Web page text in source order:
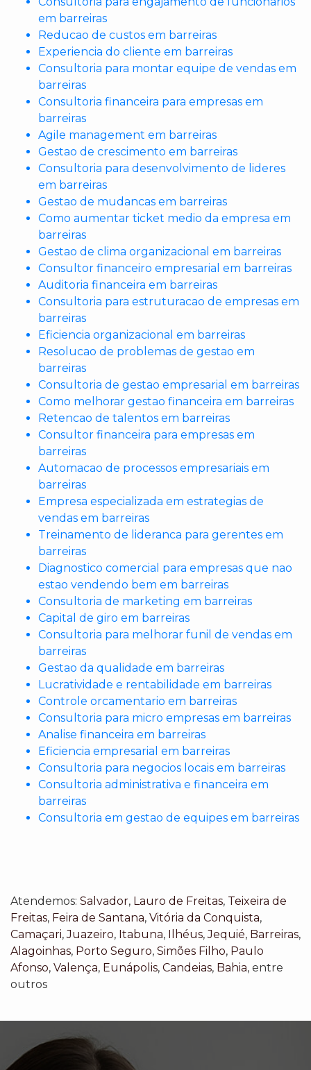
em barreiras
Reducao de custos em barreiras
Experiencia do cliente em barreiras
Consultoria para montar equipe de vendas em
barreiras
Consultoria financeira para empresas em
barreiras
Agile management em barreiras
Gestao de crescimento em barreiras
Consultoria para desenvolvimento de lideres
em barreiras
Gestao de mudancas em barreiras
Como aumentar ticket medio da empresa em
barreiras
Gestao de clima organizacional em barreiras
Consultor financeiro empresarial em barreiras
Auditoria financeira em barreiras
Consultoria para estruturacao de empresas em
barreiras
Eficiencia organizacional em barreiras
Resolucao de problemas de gestao em
barreiras
Consultoria de gestao empresarial em barreiras
Como melhorar gestao financeira em barreiras
Retencao de talentos em barreiras
Consultor financeira para empresas em
barreiras
Automacao de processos empresariais em
barreiras
Empresa especializada em estrategias de
vendas em barreiras
Treinamento de lideranca para gerentes em
barreiras
Diagnostico comercial para empresas que nao
estao vendendo bem em barreiras
Consultoria de marketing em barreiras
Capital de giro em barreiras
Consultoria para melhorar funil de vendas em
barreiras
Gestao da qualidade em barreiras
Lucratividade e rentabilidade em barreiras
Controle orcamentario em barreiras
Consultoria para micro empresas em barreiras
Analise financeira em barreiras
Eficiencia empresarial em barreiras
Consultoria para negocios locais em barreiras
Consultoria administrativa e financeira em
barreiras
Consultoria em gestao de equipes em barreiras
Atendemos: Salvador, Lauro de Freitas, Teixeira de
Freitas, Feira de Santana, Vitória da Conquista,
Camaçari,Juazeiro, Itabuna, Ilhéus,Jequié, Barreiras,
Alagoinhas, Porto Seguro, Simões Filho, Paulo
Afonso, Valença, Eunápolis, Candeias, Bahia, entre
outros